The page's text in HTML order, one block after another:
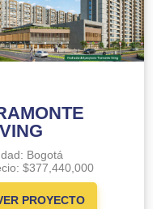
Bogotá
$377,440,000
PROYECTO